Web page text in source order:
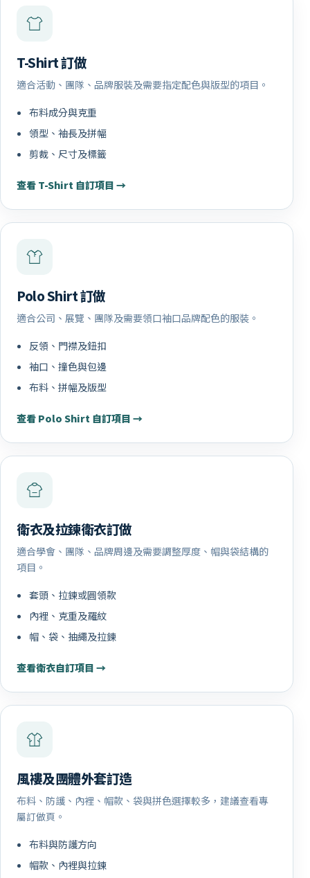
T-Shirt 訂做
適合活動、團隊、品牌服裝及需要指定配色與版型的項目。
布料成分與克重
領型、袖長及拼幅
剪裁、尺寸及標籤
查看 T-Shirt 自訂項目 →
Polo Shirt 訂做
適合公司、展覽、團隊及需要領口袖口品牌配色的服裝。
反領、門襟及鈕扣
袖口、撞色與包邊
布料、拼幅及版型
查看 Polo Shirt 自訂項目 →
衛衣及拉鍊衛衣訂做
適合學會、團隊、品牌周邊及需要調整厚度、帽與袋結構的
項目。
套頭、拉鍊或圓領款
內裡、克重及羅紋
帽、袋、抽繩及拉鍊
查看衛衣自訂項目 →
風褸及團體外套訂造
布料、防護、內裡、帽款、袋與拼色選擇較多，建議查看專
屬訂做頁。
布料與防護方向
帽款、內裡與拉鍊